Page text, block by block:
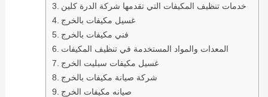
خدمات تنظيف المكيفات التي تقدمها شركة الدرة كلين
غسيل مكيفات بالخرج
فني مكيفات بالخرج
المعدات والمواد المستخدمة في تنظيف المكيفات
غسيل مكيفات سبليت الخرج
شركة صيانة مكيفات بالخرج
صيانه مكيفات الخرج